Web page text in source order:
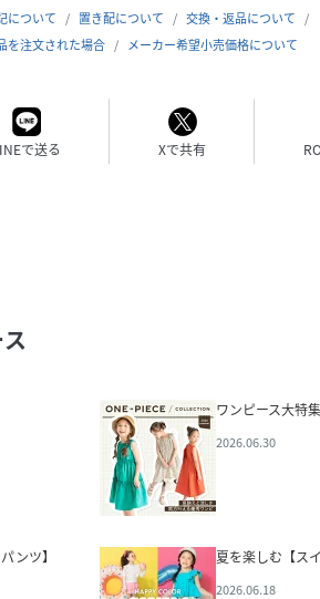
について 置き配について
交換・返品について
を注文された場合
メーカー希望小売価格について
で送る Xで共有
ワンピース大特
2026.06.30
ンツ】
夏を楽しむ【ス
2026.06.18